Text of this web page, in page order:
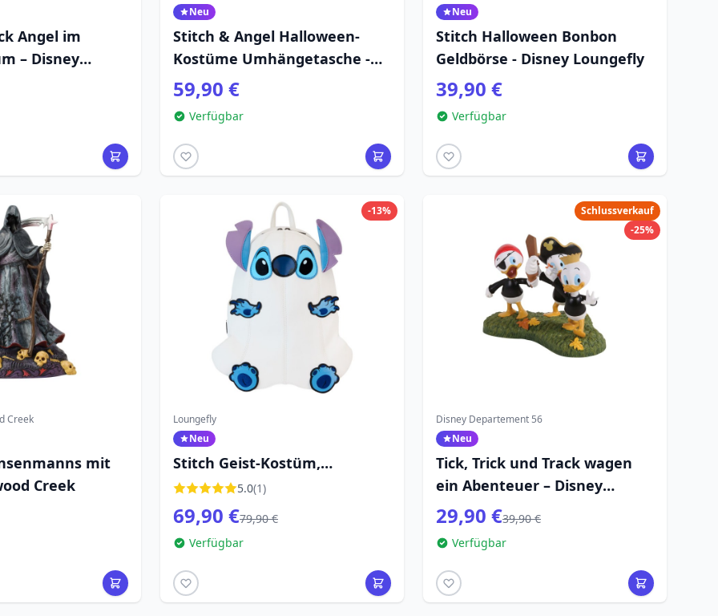
Angel im
– Disney
& Stitch
Neu
Stitch & Angel Halloween-
Kostüme Umhängetasche -
Disney Loungefly
59,90 €
Verfügbar
Neu
Stitch Halloween Bonbon
Geldbörse - Disney Loungefly
39,90 €
Verfügbar
Creek
mit
Creek
-13%
Loungefly
Neu
Stitch Geist-Kostüm,
leuchtender Mini-Rucksack -
DISNEY LOUNGEFLY
5.0(1)
69,90 €79,90 €
Verfügbar
Schlussverkauf
-25%
Disney Departement 56
Neu
Tick, Trick und Track wagen
ein Abenteuer – Disney
Village
29,90 €39,90 €
Verfügbar